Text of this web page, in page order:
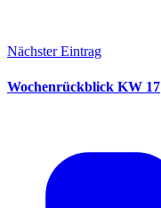
Nächster Eintrag
Wochenrückblick KW 17